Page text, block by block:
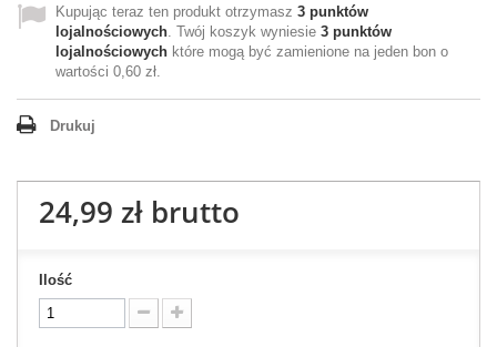
Kupując teraz ten produkt otrzymasz 3 punktów
lojalnościowych. Twój koszyk wyniesie 3 punktów
lojalnościowych które mogą być zamienione na jeden bon o
wartości 0,60 zł.
Drukuj
24,99 zł brutto
Ilość